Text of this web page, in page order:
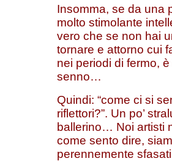
Insomma, se da una
molto stimolante
vero che se non hai
tornare e attorno cui
nei periodi di fermo,
senno…
Quindi: “come ci si
riflettori?”. Un po’
ballerino… Noi artisti
come sento dire,
perennemente